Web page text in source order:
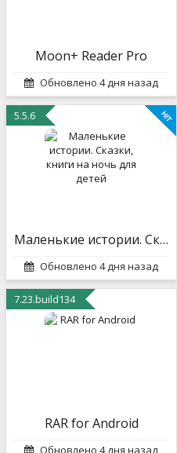
Moon+ Reader Pro
Обновлено 4 дня назад
5.5.6
Маленькие истории. Сказки, книги на ночь для детей
Обновлено 4 дня назад
7.23.build134
RAR for Android
Обновлено 4 дня назад